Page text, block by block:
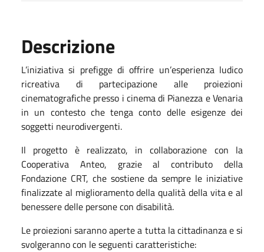
Descrizione
L’iniziativa si prefigge di offrire un’esperienza ludico
ricreativa di partecipazione alle proiezioni
cinematografiche presso i cinema di Pianezza e Venaria
in un contesto che tenga conto delle esigenze dei
soggetti neurodivergenti.
Il progetto è realizzato, in collaborazione con la
Cooperativa Anteo, grazie al contributo della
Fondazione CRT, che sostiene da sempre le iniziative
finalizzate al miglioramento della qualità della vita e al
benessere delle persone con disabilità.
Le proiezioni saranno aperte a tutta la cittadinanza e si
svolgeranno con le seguenti caratteristiche: